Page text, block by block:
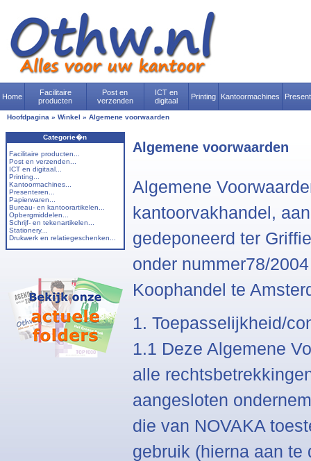
Home
Facilitaire
producten
Post en
verzenden
ICT en
digitaal
Printing Kantoormachines
Hoofdpagina » Winkel » Algemene voorwaarden
Categorie�n
Facilitaire producten...
Post en verzenden...
ICT en digitaal...
Printing...
Kantoormachines...
Presenteren...
Papierwaren...
Bureau- en kantoorartikelen...
Opbergmiddelen...
Schrijf- en tekenartikelen...
Stationery...
Drukwerk en relatiegeschenken...
Algemene voorwaarden
Algemene
kantoorvakhandel,
gedeponeerd ter
onder nummer78/
Koophandel te
1. Toepasselijkheid/
1.1 Deze Algemene
alle
aangesloten
die van NOVAKA
gebruik (hierna aan te